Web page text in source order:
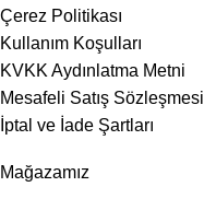
Çerez Politikası
Kullanım Koşulları
KVKK Aydınlatma Metni
Mesafeli Satış Sözleşmesi
İptal ve İade Şartları
Mağazamız